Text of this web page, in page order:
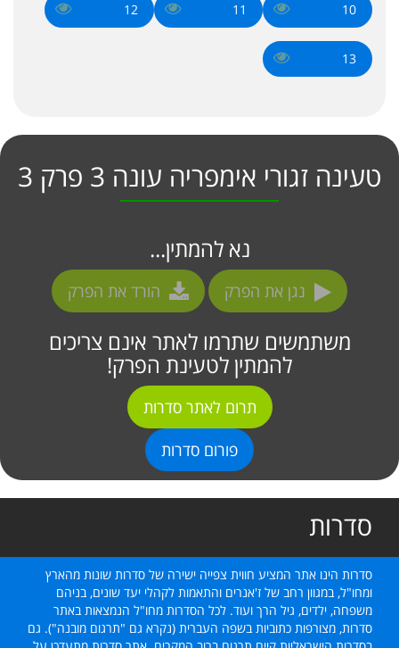
10
11
12
13
טעינה זגורי אימפריה עונה 3 פרק 3
נא להמתין...
נגן את הפרק הורד את הפרק
משתמשים שתרמו לאתר אינם צריכים
להמתין לטעינת הפרק!
תרום לאתר סדרות
פורום סדרות
סדרות
סדרות הינו אתר המציע חווית צפייה ישירה של סדרות שונות מהארץ
ומחו"ל, במגוון רחב של ז'אנרים והתאמות לקהלי יעד שונים, בניהם
משפחה, ילדים, גיל הרך ועוד. לכל הסדרות מחו"ל הנמצאות באתר
סדרות, מצורפות כתוביות בשפה העברית (נקרא גם "תרגום מובנה"). גם